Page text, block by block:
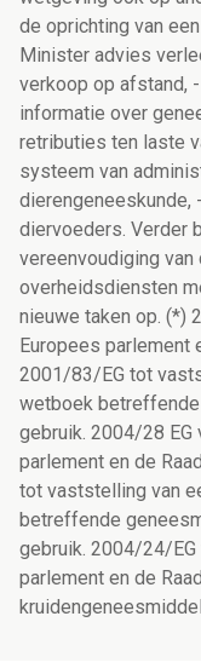
de oprichting van
Minister advies
verkoop op afstand,
informatie over
retributies ten laste
systeem van
dierengeneeskunde,
diervoeders. Verder
vereenvoudiging
overheidsdiensten
nieuwe taken op. (*)
Europees parlement
2001/83/EG tot
wetboek
gebruik. 2004/28 EG
parlement en de
tot vaststelling van
betreffende
gebruik. 2004/24/EG
parlement en de